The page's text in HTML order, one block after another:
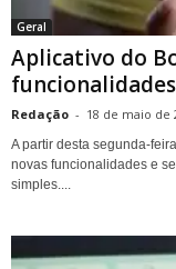
Geral
Aplicativo do
Redação - 18 de maio de
A partir desta segunda-
novas funcionalidades e
simples....